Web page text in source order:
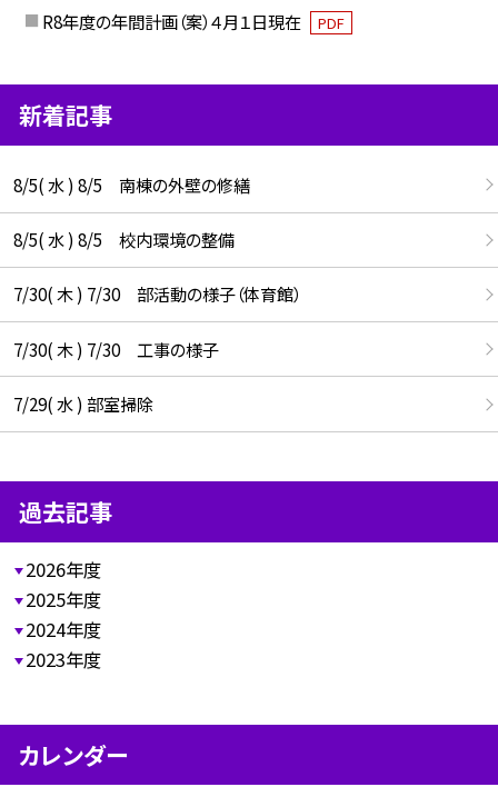
R8年度の年間計画（案）４月１日現在 PDF
新着記事
8/5( 水 ) 8/5 南棟の外壁の修繕
8/5( 水 ) 8/5 校内環境の整備
7/30( 木 ) 7/30 部活動の様子（体育館）
7/30( 木 ) 7/30 工事の様子
7/29( 水 ) 部室掃除
過去記事
2026年度
2025年度
2024年度
2023年度
カレンダー